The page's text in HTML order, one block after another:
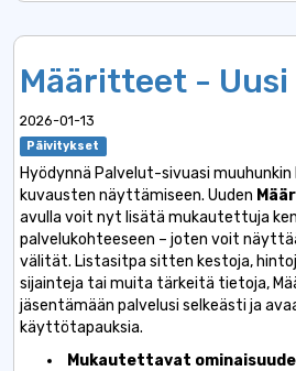
Määritteet - Uusi
2026-01-13
Päivitykset
Hyödynnä Palvelut-sivuasi muuhunkin
kuvausten näyttämiseen. Uuden
avulla voit nyt lisätä mukautettuja
palvelukohteeseen – joten voit
välität. Listasitpa sitten kestoja,
sijainteja tai muita tärkeitä tietoja,
jäsentämään palvelusi selkeästi ja
käyttötapauksia.
Mukautettavat